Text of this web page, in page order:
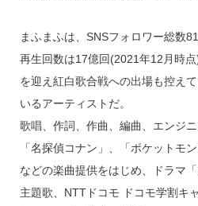
s
o
o
k
まふまふは、SNSフォロワー総数
再生回数は17億回(2021年12月時
を迎え紅白歌合戦への出場も控え
いるアーティストだ。
歌唱、作詞、作曲、編曲、エンジ
「名探偵コナン」、「ポケットモ
などの楽曲提供をはじめ、ドラマ
主題歌、NTTドコモ ドコモ学割キ